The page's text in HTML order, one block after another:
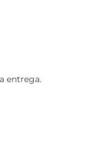
entrega.